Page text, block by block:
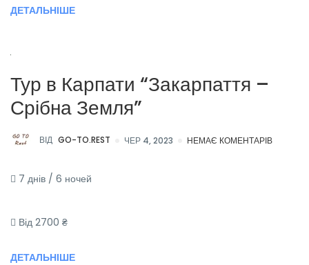
ДЕТАЛЬНІШЕ
Тур в Карпати “Закарпаття –
Срібна Земля”
ВІД GO-TO.REST ЧЕР 4, 2023 НЕМАЄ КОМЕНТАРІВ
7 днів / 6 ночей
Від 2700 ₴
ДЕТАЛЬНІШЕ